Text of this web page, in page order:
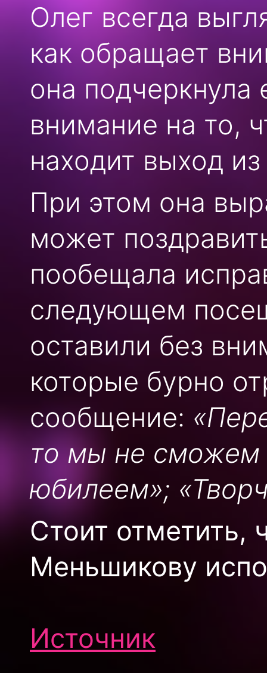
Олег всегда
как обращает
она подчеркнула
внимание на то,
находит выход
При этом она
может
пообещала
следующем
оставили без
которые бурно
сообщение:
то мы не сможем
юбилеем»;
Стоит отметить,
Меньшикову
Источник